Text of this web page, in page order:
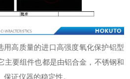
用高质量的进口高强度氧化保护铝型
主要组件也都是由铝合金，不锈钢和
证仪器的稳定性。